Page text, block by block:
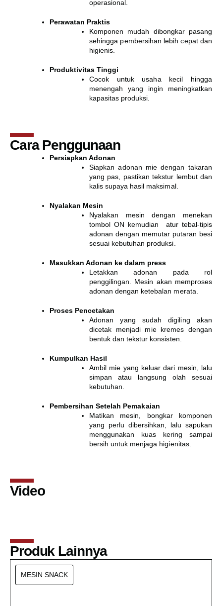
operasional.
Perawatan Praktis
Komponen mudah dibongkar pasang
sehingga pembersihan lebih cepat dan
higienis.
Produktivitas Tinggi
Cocok untuk usaha kecil hingga
menengah yang ingin meningkatkan
kapasitas produksi.
Cara Penggunaan
Persiapkan Adonan
Siapkan adonan mie dengan takaran
yang pas, pastikan tekstur lembut dan
kalis supaya hasil maksimal.
Nyalakan Mesin
Nyalakan mesin dengan menekan
tombol ON kemudian atur tebal-tipis
adonan dengan memutar putaran besi
sesuai kebutuhan produksi.
Masukkan Adonan ke dalam press
Letakkan adonan pada rol
penggilingan. Mesin akan memproses
adonandengan ketebalan merata.
Proses Pencetakan
Adonan yang sudah digiling akan
dicetak menjadi mie kremes dengan
bentuk dan tekstur konsisten.
Kumpulkan Hasil
Ambil mie yang keluar dari mesin, lalu
simpan atau langsung olah sesuai
kebutuhan.
Pembersihan Setelah Pemakaian
Matikan mesin, bongkar komponen
yang perlu dibersihkan, lalu sapukan
menggunakan kuas kering sampai
bersih untuk menjaga higienitas.
Video
Produk Lainnya
MESIN SNACK